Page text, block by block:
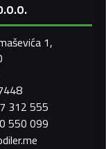
1,
312 555
550 099